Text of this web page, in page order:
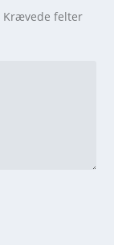
Krævede felter